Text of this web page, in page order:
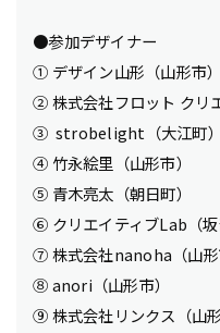
●参加デザイナー
① デザイン山形（山形市）
② 株式会社フロット クリ
③ strobelight（大江町）
④ 竹永絵里（山形市）
⑤ 青木亮太（朝日町）
⑥ クリエイティブLab（坂
⑦ 株式会社nanoha（山形
⑧ anori（山形市）
⑨ 株式会社リンクス（山形